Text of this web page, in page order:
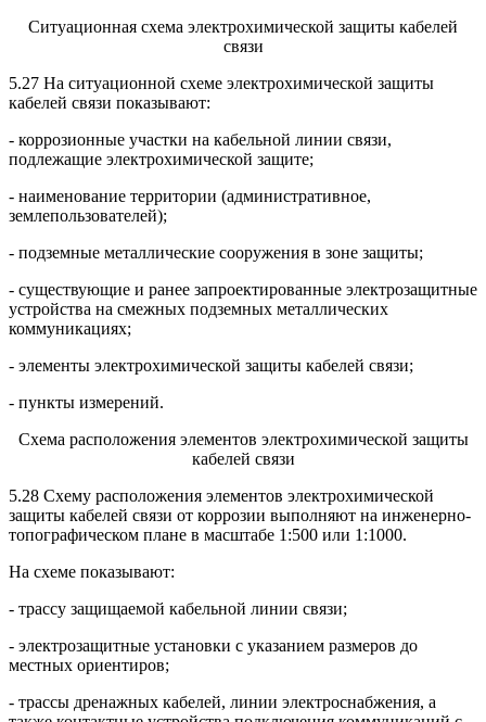
Ситуационная схема электрохимической защиты кабелей
связи
5.27 На ситуационной схеме электрохимической защиты
кабелей связи показывают:
- коррозионные участки на кабельной линии связи,
подлежащие электрохимической защите;
- наименование территории (административное,
землепользователей);
- подземные металлические сооружения в зоне защиты;
- существующие и ранее запроектированные электрозащитные
устройства на смежных подземных металлических
коммуникациях;
- элементы электрохимической защиты кабелей связи;
- пункты измерений.
Схема расположения элементов электрохимической защиты
кабелей связи
5.28 Схему расположения элементов электрохимической
защиты кабелей связи от коррозии выполняют на инженерно-
топографическом плане в масштабе 1:500 или 1:1000.
На схеме показывают:
- трассу защищаемой кабельной линии связи;
- электрозащитные установки с указанием размеров до
местных ориентиров;
- трассы дренажных кабелей, линии электроснабжения, а